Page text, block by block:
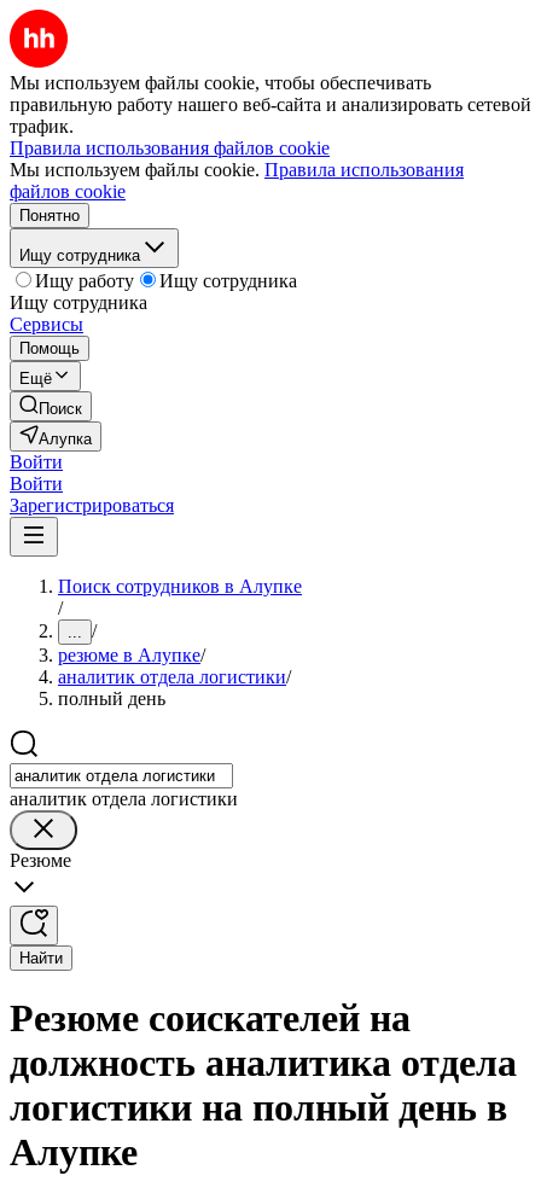
Мы используем файлы cookie, чтобы обеспечивать
правильную работу нашего веб-сайта и анализировать сетевой
трафик.
Правила использования файлов cookie
Мы используем файлы cookie. Правила использования
файлов cookie
Понятно
Ищу сотрудника
Ищу работу
Ищу сотрудника
Ищу сотрудника
Сервисы
Помощь
Ещё
Поиск
Алупка
Войти
Войти
Зарегистрироваться
Поиск сотрудников в Алупке
/
... /
резюме в Алупке/
аналитик отдела логистики/
полный день
аналитик отдела логистики
Резюме
Найти
Резюме соискателей на
должность аналитика отдела
логистики на полный день в
Алупке